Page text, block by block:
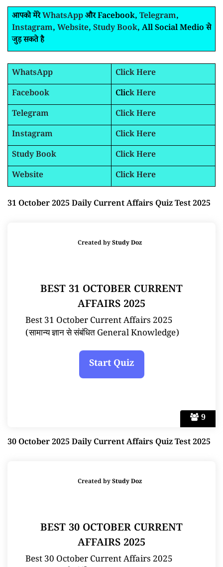
आपको मेरेWhatsAppऔर Facebook, Telegram,
Instagram, Website, Study Book, All Social Medio से
जुड़ सकते है
WhatsApp
Click Here
Facebook
Click Here
Telegram
Click Here
Instagram
Click Here
Study Book
Click Here
Website
Click Here
31 October 2025 Daily Current Affairs Quiz Test 2025
9
Created byStudy Doz
BEST 31 OCTOBER CURRENT
AFFAIRS 2025
Best 31 October Current Affairs 2025
(सामान्य ज्ञान से संबंधित General Knowledge)
30 October 2025 Daily Current Affairs Quiz Test 2025
Created byStudy Doz
BEST 30 OCTOBER CURRENT
AFFAIRS 2025
Best 30 October Current Affairs 2025